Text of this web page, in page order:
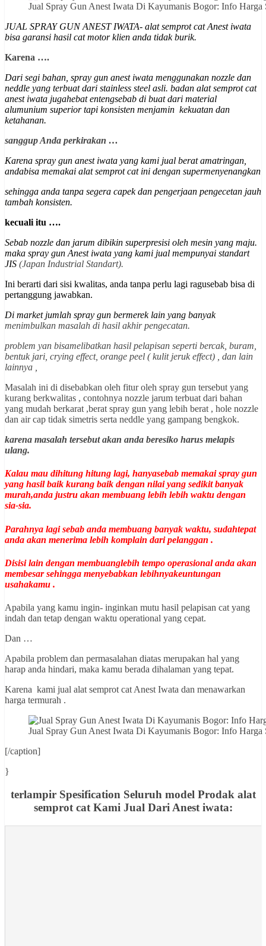
Jual Spray Gun Anest Iwata Di Kayumanis Bogor: Info
JUAL SPRAY GUN ANEST IWATA- alat semprot cat Anest iwata
bisa garansi hasil cat motor klien anda tidak burik.
Karena ….
Dari segi bahan, spray gun anest iwata menggunakan nozzle dan
neddle yang terbuat dari stainless steel asli. badan alat semprot cat
anest iwata jugahebat entengsebab di buat dari material
alumunium superiortapi konsisten menjamin kekuatan dan
ketahanan.
sanggup Anda perkirakan …
Karena spray gun anest iwata yang kami jual berat amatringan,
andabisa memakai alat semprot cat ini dengan supermenyenangkan
sehingga anda tanpa segera capek dan pengerjaan pengecetan jauh
tambah konsisten.
kecuali itu ….
Sebab nozzle dan jarum dibikin superpresisi oleh mesin yang maju.
maka spray gun Anest iwata yang kami jual mempunyai standart
JIS (Japan Industrial Standart).
Ini berarti dari sisi kwalitas, anda tanpa perlu lagi ragusebab bisa di
pertanggung jawabkan.
Di market jumlah spray gun bermerek lain yang banyak
menimbulkan masalah di hasil akhir pengecatan.
problem yan bisamelibatkan hasil pelapisan seperti bercak, buram,
bentuk jari, crying effect, orange peel ( kulit jeruk effect) , dan lain
lainnya ,
Masalah ini di disebabkan oleh fitur oleh spray gun tersebut yang
kurang berkwalitas , contohnya nozzle jarum terbuat dari bahan
yang mudah berkarat ,berat spray gun yang lebih berat , hole nozzle
dan air cap tidak simetris serta neddle yang gampang bengkok.
karena masalah tersebut akan anda beresiko harus melapis
ulang.
Kalau mau dihitung hitung lagi, hanyasebab memakai spray gun
yang hasil baik kurang baik dengan nilai yang sedikit banyak
murah,anda justru akan membuang lebih lebih waktu dengan
sia-sia.
Parahnya lagi sebab anda membuang banyak waktu, sudahtepat
anda akan menerima lebih komplain dari pelanggan .
Disisi lain dengan membuanglebih tempo operasional anda akan
membesar sehingga menyebabkan lebihnyakeuntungan
usahakamu .
Apabila yang kamu ingin- inginkan mutu hasil pelapisan cat yang
indah dan tetap dengan waktu operational yang cepat.
Dan …
Apabila problem dan permasalahan diatas merupakan hal yang
harap anda hindari, maka kamu berada dihalaman yang tepat.
Karena kami jual alat semprot cat Anest Iwata dan menawarkan
harga termurah .
Jual Spray Gun Anest Iwata Di Kayumanis Bogor: Info
[/caption]
}
terlampir Spesification Seluruh model Prodak alat
semprot cat Kami Jual Dari Anest iwata: